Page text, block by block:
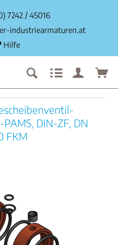
7242 / 45016
industriearmaturen.at
Hilfe
DIN-ZF, DN
FKM